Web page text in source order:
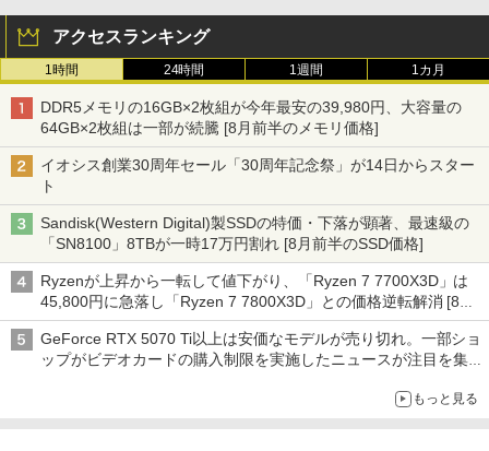
アクセスランキング
1時間 24時間 1週間 1カ月
DDR5メモリの16GB×2枚組が今年最安の39,980円、大容量の
64GB×2枚組は一部が続騰 [8月前半のメモリ価格]
イオシス創業30周年セール「30周年記念祭」が14日からスター
ト
Sandisk(Western Digital)製SSDの特価・下落が顕著、最速級の
「SN8100」8TBが一時17万円割れ [8月前半のSSD価格]
Ryzenが上昇から一転して値下がり、「Ryzen 7 7700X3D」は
45,800円に急落し「Ryzen 7 7800X3D」との価格逆転解消 [8月
前半のCPU価格]
GeForce RTX 5070 Ti以上は安価なモデルが売り切れ。一部ショ
ップがビデオカードの購入制限を実施したニュースが注目を集め
もっと見る